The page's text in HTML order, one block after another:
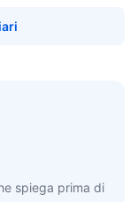
spiega prima di